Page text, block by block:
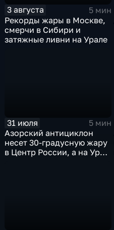
3 августа
5 мин
Рекорды жары в Москве,
смерчи в Сибири и
затяжные ливни на Урале
31 июля
5 мин
Азорский антициклон
несет 30-градусную жару
в Центр России, а на Урал